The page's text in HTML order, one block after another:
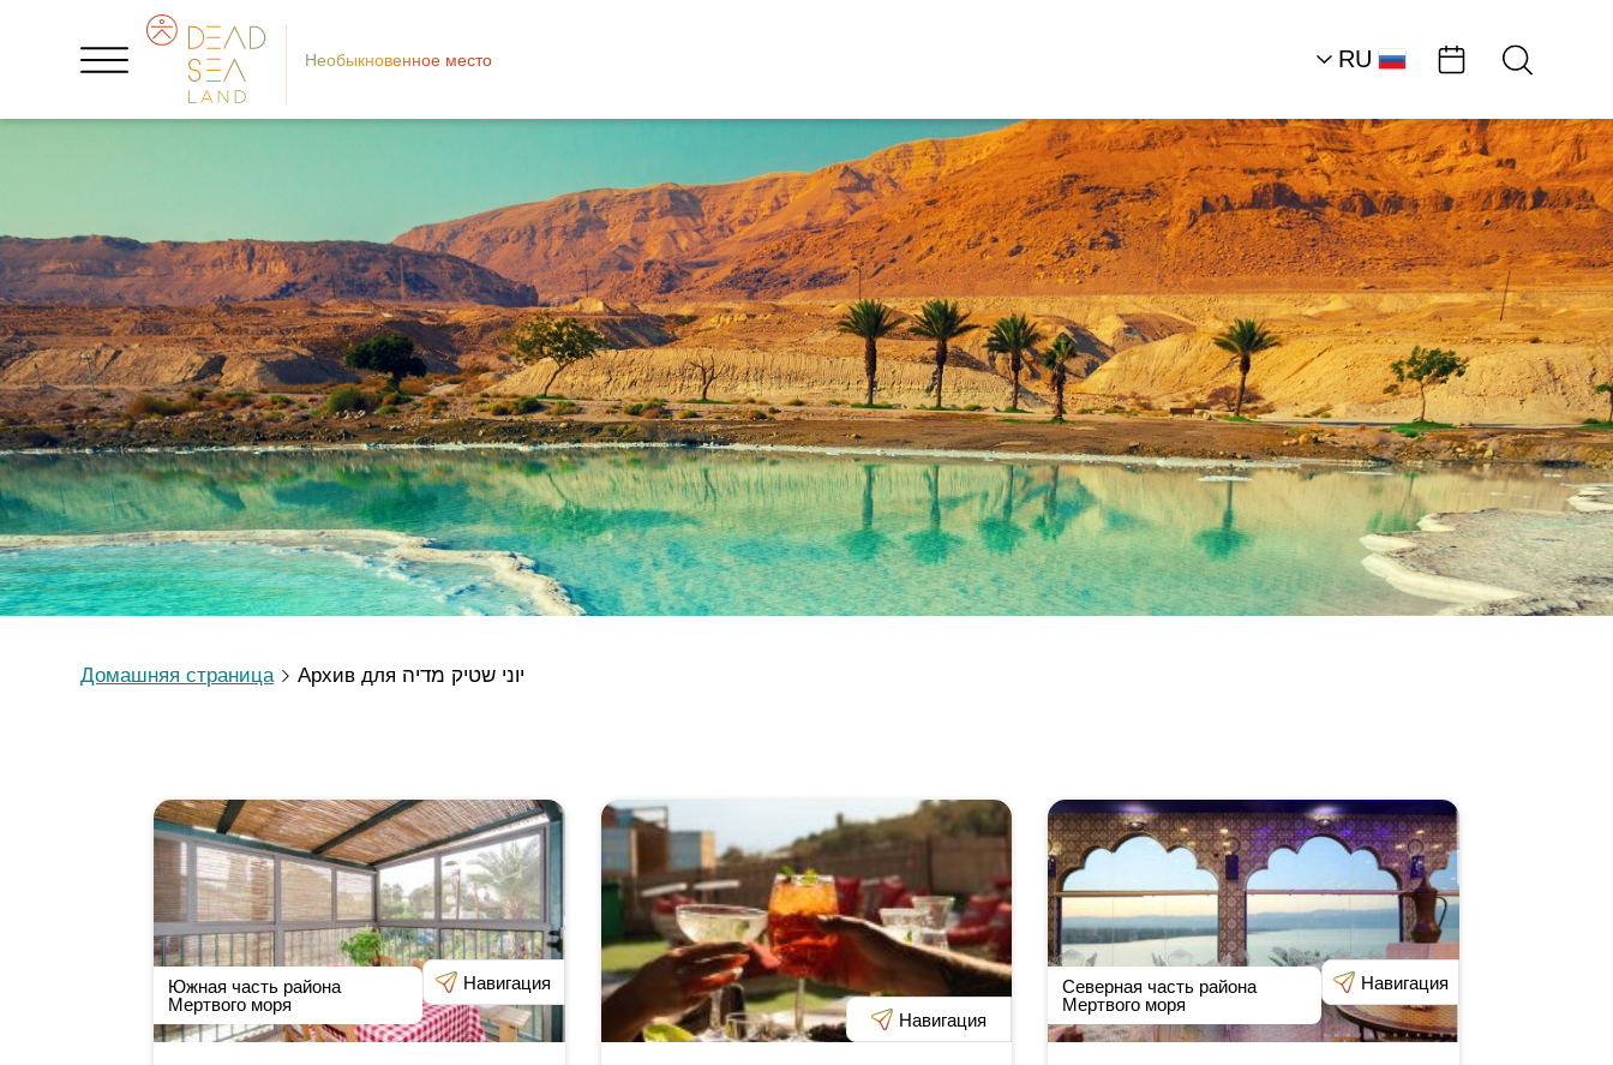
Необыкновенное место
RU
Домашняя страница Архив для יוני שטיק מדיה
Южная часть района
Мертвого моря
Навигация
Навигация
Северная часть района
Мертвого моря
Навигация
Пустынное плато
и мастер-классы
Мастер-класс:
творчество и…